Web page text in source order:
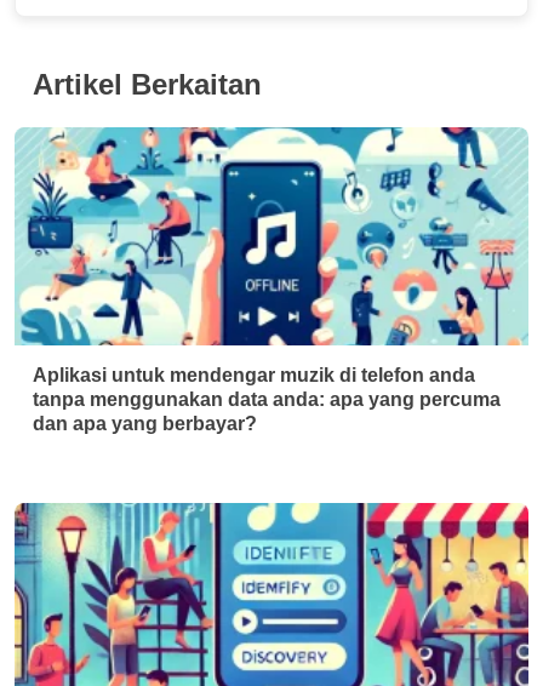
Artikel Berkaitan
Aplikasi untuk mendengar muzik di telefon anda
tanpa menggunakan data anda: apa yang percuma
dan apa yang berbayar?